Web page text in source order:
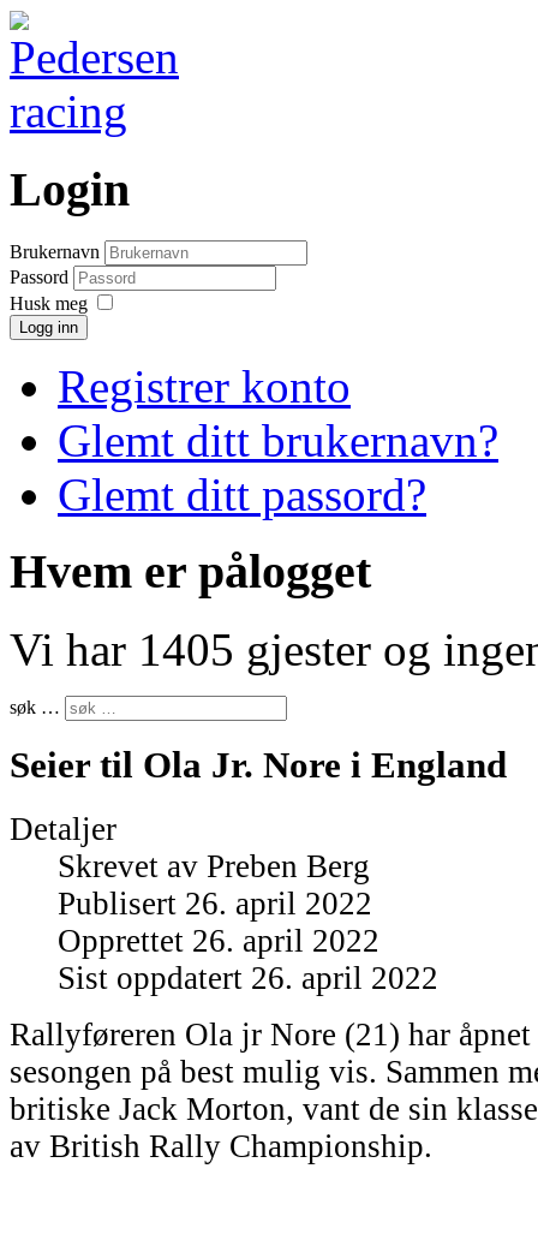
Login
Brukernavn
Passord
Husk meg
Logg inn
Registrer konto
Glemt ditt brukernavn?
Glemt ditt passord?
Hvem er pålogget
Vi har 1405 gjester og
søk …
Seier til Ola Jr. Nore i England
Detaljer
Skrevet av Preben Berg
Publisert 26. april 2022
Opprettet 26. april 2022
Sist oppdatert 26. april 2022
Rallyføreren Ola jr Nore (21) har
sesongen på best mulig vis. Sammen
britiske Jack Morton, vant de sin
av British Rally Championship.